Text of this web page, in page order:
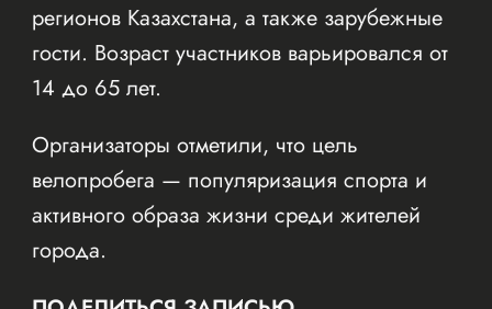
регионов Казахстана, а также зарубежные
гости. Возраст участников варьировался от
14 до 65 лет.
Организаторы отметили, что цель
велопробега — популяризация спорта и
активного образа жизни среди жителей
города.